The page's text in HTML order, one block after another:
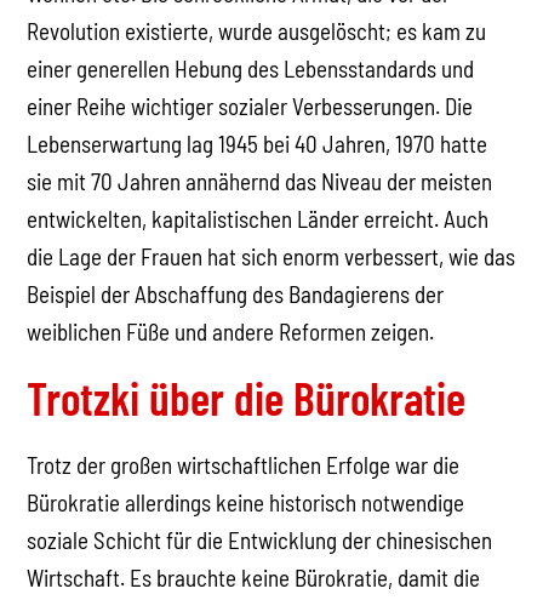
Revolution existierte, wurde ausgelöscht; es kam zu
einer generellen Hebung des Lebensstandards und
einer Reihe wichtiger sozialer Verbesserungen. Die
Lebenserwartung lag 1945 bei 40 Jahren, 1970 hatte
sie mit 70 Jahren annähernd das Niveau der meisten
entwickelten, kapitalistischen Länder erreicht. Auch
die Lage der Frauen hat sich enorm verbessert, wie das
Beispiel der Abschaffung des Bandagierens der
weiblichen Füße und andere Reformen zeigen.
Trotzki über die Bürokratie
Trotz der großen wirtschaftlichen Erfolge war die
Bürokratie allerdings keine historisch notwendige
soziale Schicht für die Entwicklung der chinesischen
Wirtschaft. Es brauchte keine Bürokratie, damit die